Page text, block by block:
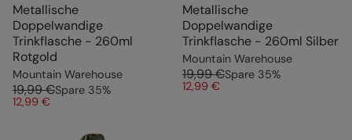
Metallische
Doppelwandige
Trinkflasche - 260ml
Rotgold
Mountain Warehouse
19,99 €Spare 35%
12,99 €
Metallische
Doppelwandige
Trinkflasche - 260ml Silber
Mountain Warehouse
19,99 €Spare 35%
12,99 €